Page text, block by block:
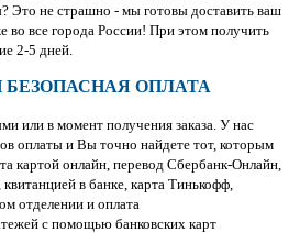
Это не страшно - мы готовы доставить ваш
во все города России! При этом получить
2-5 дней.
БЕЗОПАСНАЯ ОПЛАТА
или в момент получения заказа. У нас
оплаты и Вы точно найдете тот, которым
картой онлайн, перевод Сбербанк-Онлайн,
в банке, карта Тинькофф,
отделении и оплата
с помощью банковских карт